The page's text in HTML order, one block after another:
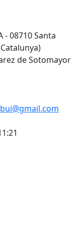
- 08710 Santa
de Sotomayor